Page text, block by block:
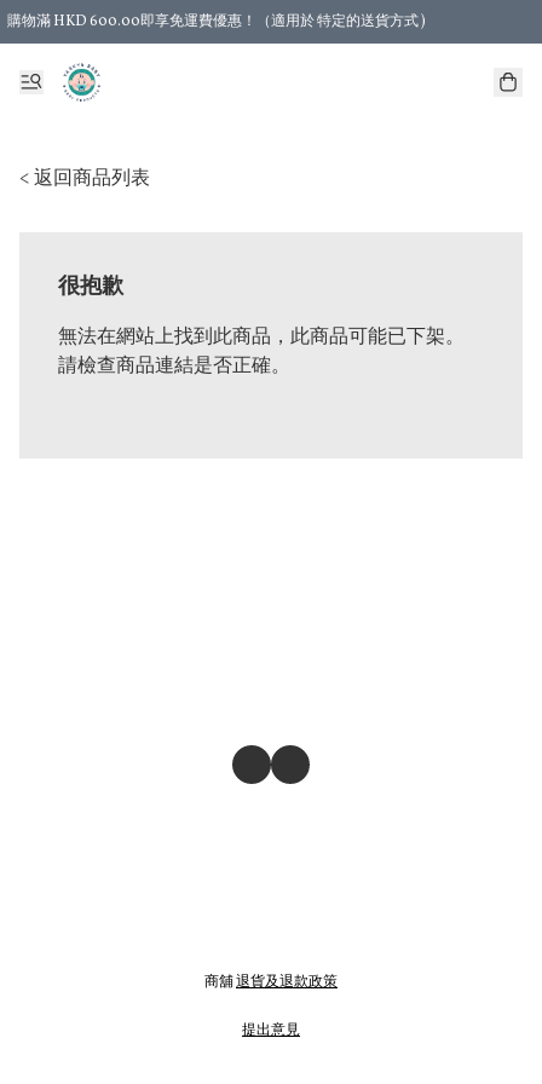
購物滿 HKD 600.00即享免運費優惠！（適用於 特定的送貨方式 )
< 返回商品列表
很抱歉
無法在網站上找到此商品，此商品可能已下架。
請檢查商品連結是否正確。
商舖退貨及退款政策
提出意見